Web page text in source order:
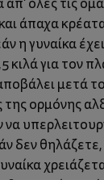
όλες τις
άπαχα
η γυναίκα
κιλά για τον
μετά
της ορμόνης
δεν